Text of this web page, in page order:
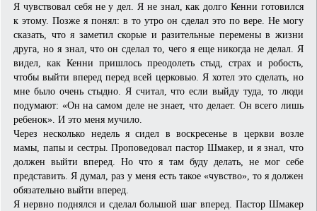
Я чувствовал себя не у дел. Я не знал, как долго Кенни готовился
к этому. Позже я понял: в то утро он сделал это по вере. Не могу
сказать, что я заметил скорые и разительные перемены в жизни
друга, но я знал, что он сделал то, чего я еще никогда не делал. Я
видел, как Кенни пришлось преодолеть стыд, страх и робость,
чтобы выйти вперед перед всей церковью. Я хотел это сделать, но
мне было очень стыдно. Я считал, что если выйду туда, то люди
подумают: «Он на самом деле не знает, что делает. Он всего лишь
ребенок». И это меня мучило.
Через несколько недель я сидел в воскресенье в церкви возле
мамы, папы и сестры. Проповедовал пастор Шмакер, и я знал, что
должен выйти вперед. Но что я там буду делать, не мог себе
представить. Я думал, раз у меня есть такое «чувство», то я должен
обязательно выйти вперед.
Я нервно поднялся и сделал большой шаг вперед. Пастор Шмакер